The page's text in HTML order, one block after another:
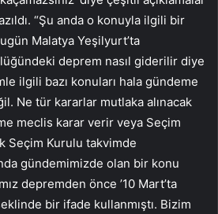
“Şu anda o konuyla ilgili bir
Malatya Yeşilyurt’ta
deprem nasıl giderilir diye
ilgili bazı konuları hala gündeme
Ne tür kararlar mutlaka alınacak
meclis karar verir veya Seçim
Seçim Kurulu takvimde
gündemimizde olan bir konu
depremden önce ’10 Mart’ta
bir ifade kullanmıştı. Bizim